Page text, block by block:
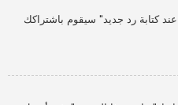
كتابة رد جديد" سيقوم باشتراكك